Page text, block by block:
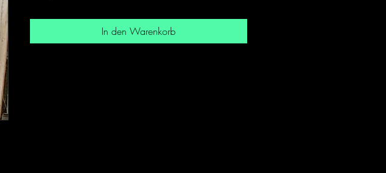
In den Warenkorb